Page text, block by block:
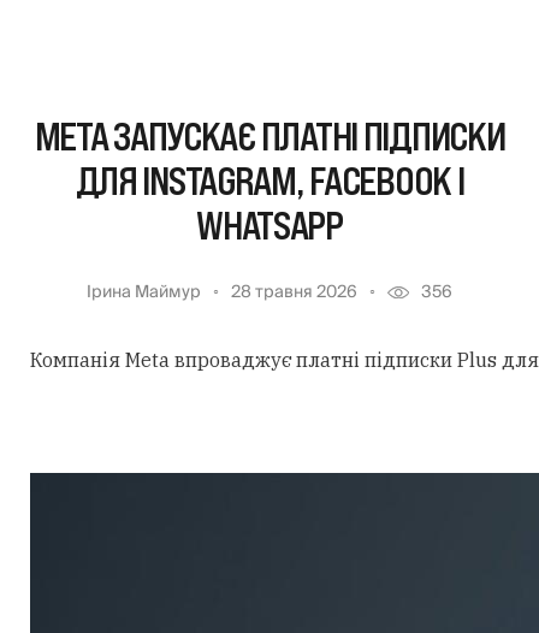
META ЗАПУСКАЄ ПЛАТНІ ПІДПИСКИ
ДЛЯ INSTAGRAM, FACEBOOK І
WHATSAPP
Ірина Маймур 28 травня 2026 356
Компанія Meta впроваджує платні підписки Plus